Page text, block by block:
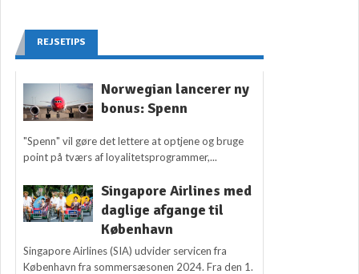
REJSETIPS
Norwegian lancerer ny
bonus: Spenn
"Spenn" vil gøre det lettere at optjene og bruge
point på tværs af loyalitetsprogrammer,...
Singapore Airlines med
daglige afgange til
København
Singapore Airlines (SIA) udvider servicen fra
København fra sommersæsonen 2024. Fra den 1.